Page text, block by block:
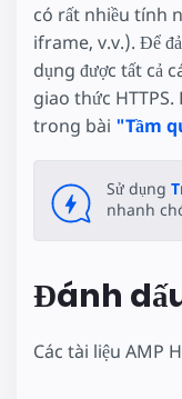
có rất nhiều tính
iframe, v.v.). Để
dụng được tất cả
giao thức HTTPS.
trong bài "Tầm
Sử dụng
nhanh
Đánh
Các tài liệu AMP